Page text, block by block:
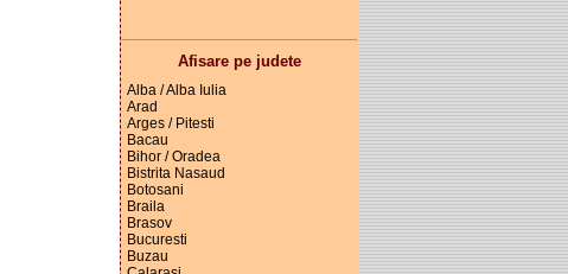
Afisare pe judete
Alba / Alba Iulia
Arad
Arges / Pitesti
Bacau
Bihor / Oradea
Bistrita Nasaud
Botosani
Braila
Brasov
Bucuresti
Buzau